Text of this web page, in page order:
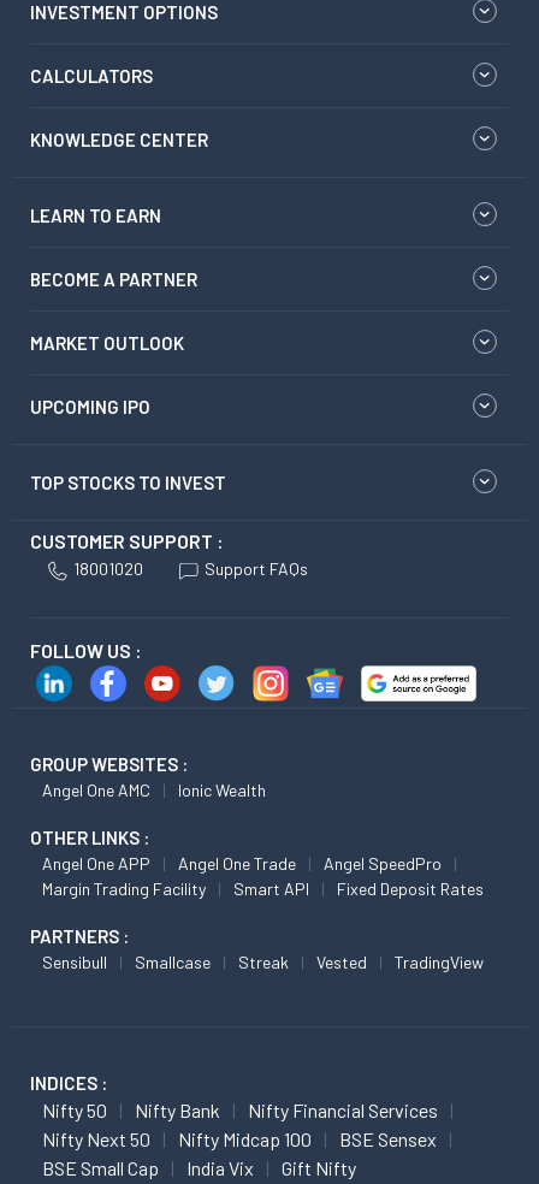
INVESTMENT OPTIONS
CALCULATORS
KNOWLEDGE CENTER
LEARN TO EARN
BECOME A PARTNER
MARKET OUTLOOK
UPCOMING IPO
TOP STOCKS TO INVEST
CUSTOMER SUPPORT :
18001020 Support FAQs
FOLLOW US :
GROUP WEBSITES :
Angel One AMC Ionic Wealth
OTHER LINKS :
Angel One APP Angel One Trade
Angel SpeedPro
Margin Trading Facility
Smart API Fixed Deposit Rates
PARTNERS :
Sensibull Smallcase Streak Vested TradingView
INDICES :
Nifty 50 Nifty Bank
Nifty Financial Services
Nifty Next 50
Nifty Midcap 100
BSE Sensex
BSE Small Cap
India Vix Gift Nifty